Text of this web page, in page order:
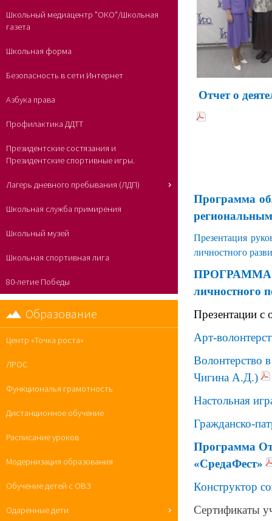
Отчет о
Программа
Презентация
личностного
ПРОГРАММА
личностного
Презентации с
Арт-
Волонтерство
Чигина А.Д.)
Настольная
Гражданско-
Программа
«СредаФест»
Конструктор
Сертификаты
Школьный медиацентр "ОКО"/Школьная
газета
Школьная форма
Безопасность в сети Интернет
Азбука права
Профилактика ДДТТ
Президентские состязания и
Президентские спортивные игры.
Лагерь дневного пребывания (ЛДП)
Школьная служба примирения
Школьный музей
Школьная спортивная лига
80-летие Победы
Образование
Центр «Точка роста»
ЛРОС
Функциональя грамотность
Дистанционное обучение
Расписание уроков
Модернизация образования
Обучение детей с ОВЗ
Одаренные дети